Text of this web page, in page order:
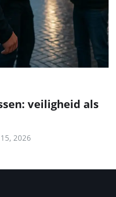
veiligheid als
2026